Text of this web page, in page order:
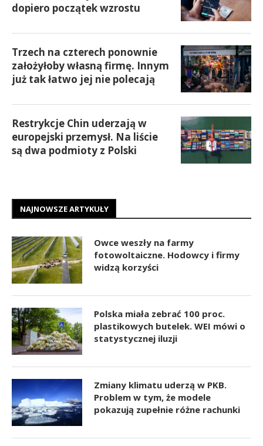
dopiero początek wzrostu
Trzech na czterech ponownie
założyłoby własną firmę. Innym
już tak łatwo jej nie polecają
Restrykcje Chin uderzają w
europejski przemysł. Na liście
są dwa podmioty z Polski
NAJNOWSZE ARTYKUŁY
Owce weszły na farmy
fotowoltaiczne. Hodowcy i firmy
widzą korzyści
Polska miała zebrać 100 proc.
plastikowych butelek. WEI mówi o
statystycznej iluzji
Zmiany klimatu uderzą w PKB.
Problem w tym, że modele
pokazują zupełnie różne rachunki